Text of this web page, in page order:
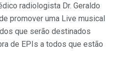
radiologista Dr. Geraldo
promover uma Live musical
que serão destinados
de EPIs a todos que estão